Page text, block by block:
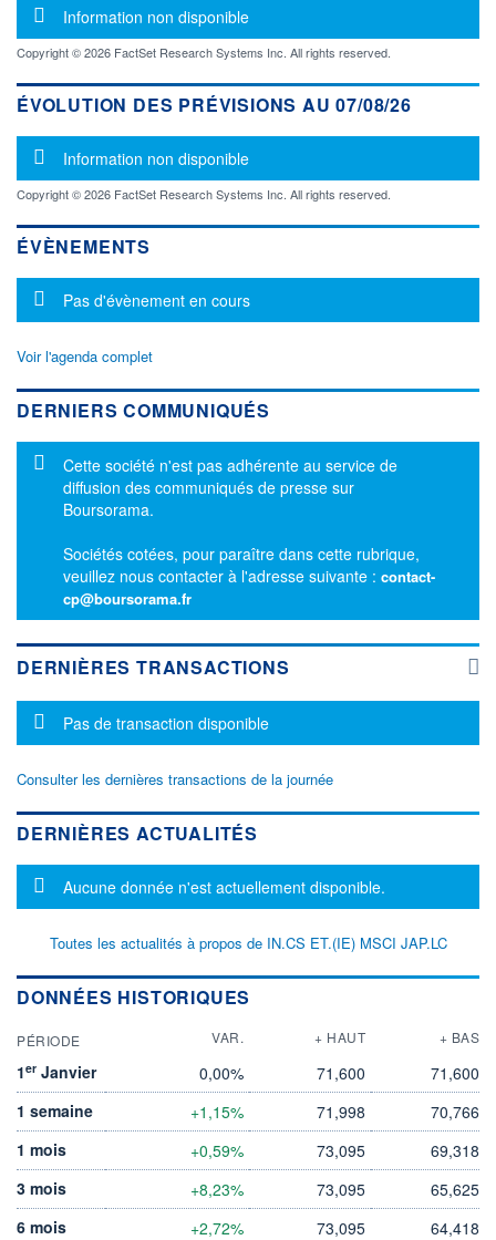
Message d'information
Information non disponible
Copyright © 2026 FactSet Research Systems Inc. All rights reserved.
ÉVOLUTION DES PRÉVISIONS AU 07/08/26
Message d'information
Information non disponible
Copyright © 2026 FactSet Research Systems Inc. All rights reserved.
ÉVÈNEMENTS
Message d'information
Pas d'évènement en cours
Voir l'agenda complet
DERNIERS COMMUNIQUÉS
Message d'information
Cette société n'est pas adhérente au service de
diffusion des communiqués de presse sur
Boursorama.
Sociétés cotées, pour paraître dans cette rubrique,
veuillez nous contacter à l'adresse suivante : contact-
cp@boursorama.fr
DERNIÈRES TRANSACTIONS
Message d'information
Pas de transaction disponible
Consulter les dernières transactions de la journée
DERNIÈRES ACTUALITÉS
Message d'information
Aucune donnée n'est actuellement disponible.
Toutes les actualités à propos de IN.CS ET.(IE) MSCI JAP.LC
DONNÉES HISTORIQUES
PÉRIODE VAR. + HAUT + BAS
1er Janvier 0,00% 71,600
71,600
1 semaine
+1,15% 71,998
70,766
1 mois
+0,59% 73,095
69,318
3 mois
+8,23% 73,095
65,625
6 mois
+2,72% 73,095
64,418